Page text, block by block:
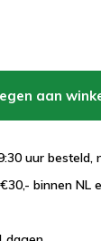
aan
uur besteld,
binnen NL